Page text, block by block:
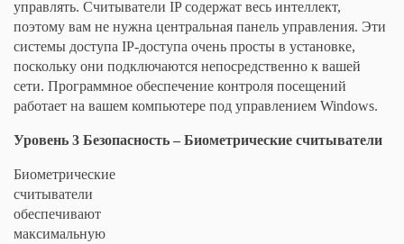
управлять. Считыватели IP содержат весь интеллект,
поэтому вам не нужна центральная панель управления. Эти
системы доступа IP-доступа очень просты в установке,
поскольку они подключаются непосредственно к вашей
сети. Программное обеспечение контроля посещений
работает на вашем компьютере под управлением Windows.
Уровень 3 Безопасность – Биометрические считыватели
Биометрические
считыватели
обеспечивают
максимальную